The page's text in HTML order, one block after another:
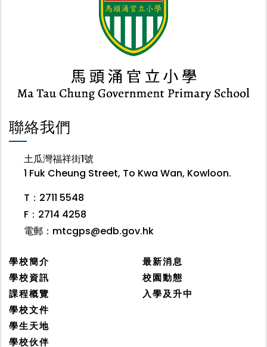
聯絡我們
土瓜灣福祥街1號
1 Fuk Cheung Street, To Kwa Wan, Kowloon.
T：2711 5548
F：2714 4258
電郵： mtcgps@edb.gov.hk
學校簡介
學校資訊
課程概覽
學校文件
學生天地
學校伙伴
最新消息
校園動態
入學及升中